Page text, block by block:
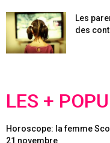
Les
des
LES +
Horoscope: la femme
21 novembre